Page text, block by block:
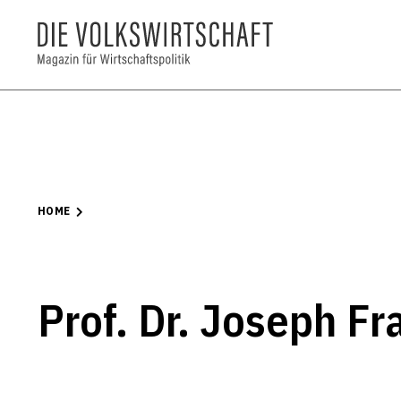
HOME
Prof. Dr. Joseph